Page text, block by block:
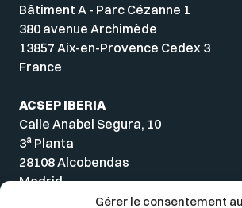
Gérer le consentement
Bâtiment A - Parc Cézanne 1
380 avenue Archimède
13857 Aix-en-Provence Cedex 3
France
ACSEP IBERIA
Calle Anabel Segura, 10
3a Planta
28108 Alcobendas
Madrid